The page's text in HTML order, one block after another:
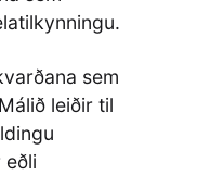
sem
leiðir til